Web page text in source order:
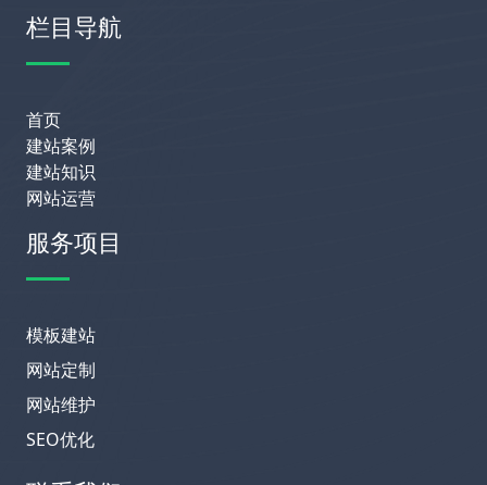
栏目导航
首页
建站案例
建站知识
网站运营
服务项目
模板建站
网站定制
网站维护
SEO优化